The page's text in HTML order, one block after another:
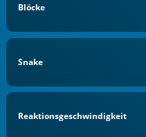
Blöcke
Snake
Reaktionsgeschwindigkeit